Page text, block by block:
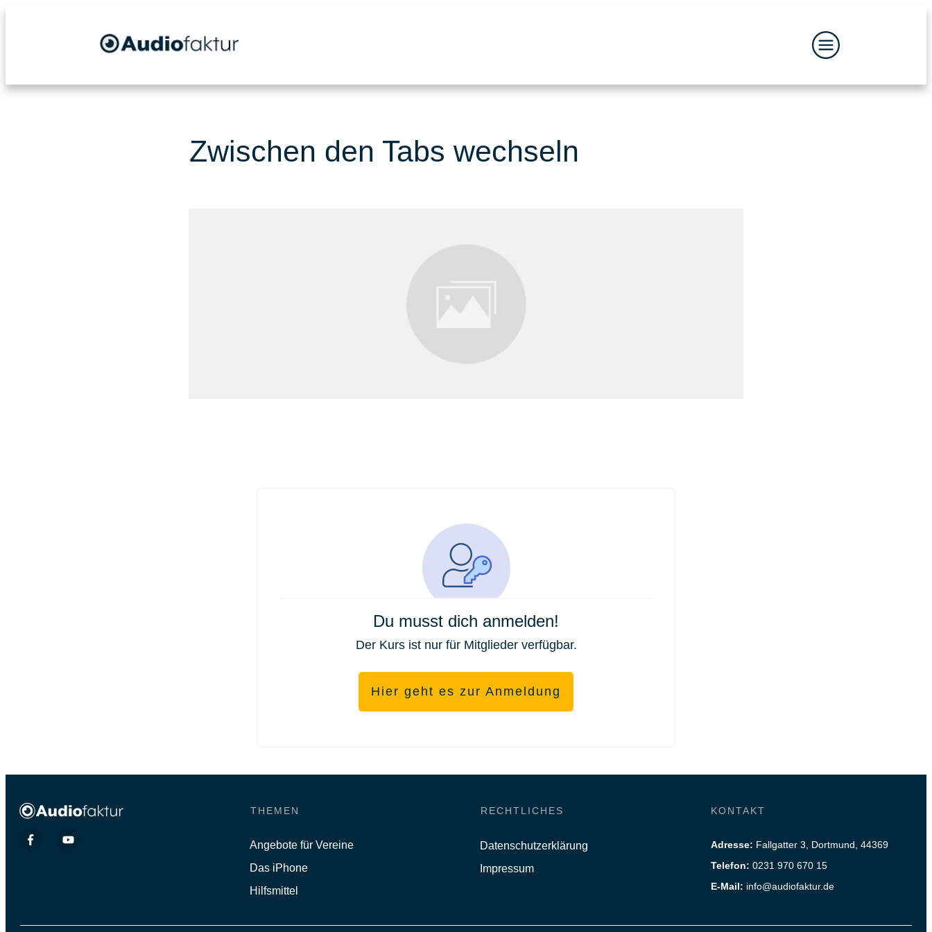
Zwischen den Tabs wechseln
Du musst dich anmelden!
Der Kurs ist nur für Mitglieder verfügbar.
Hier geht es zur Anmeldung
THEMEN
Angebote für Vereine
Das iPhone
Hilfsmittel
RECHTLICHES
Datenschutzerklärung
Impressum
KONTAKT
Adresse: Fallgatter 3, Dortmund, 44369
Telefon: 0231 970 670 15
E-Mail: info@audiofaktur.de